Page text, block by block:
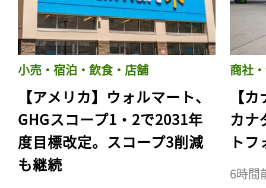
小売・宿泊・飲食・店舗
【アメリカ】ウォルマート、
GHGスコープ1・2で2031年
度目標改定。スコープ3削減
も継続
商社
【
カナ
ト
6時間